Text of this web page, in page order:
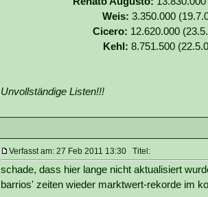
Weis: 3.350.000
Cicero: 12.620.000
Kehl:8.751.500
Unvollständige Listen!!!
Verfasst am: 27 Feb 2011 13:30 Titel:
schade, dass hier lange nicht aktualisiert
barrios' zeiten wieder marktwert-rekorde im